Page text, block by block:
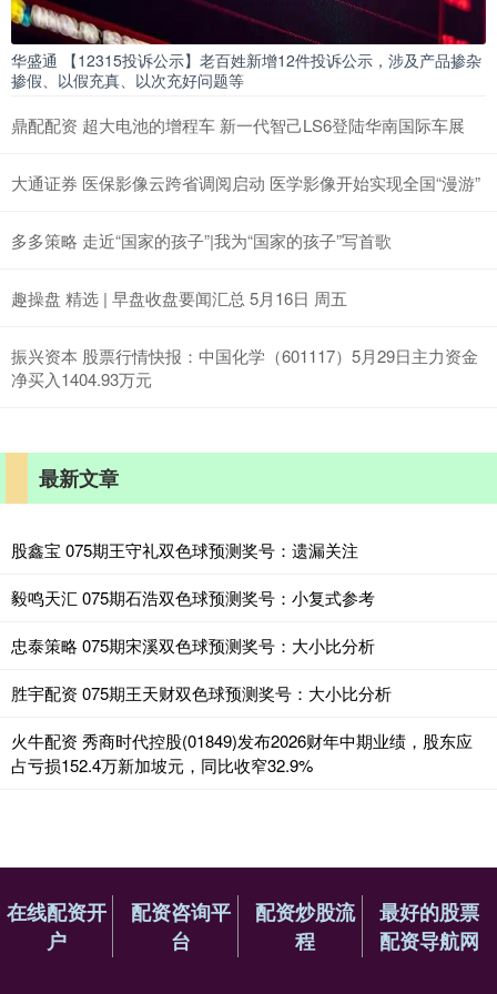
华盛通 【12315投诉公示】老百姓新增12件投诉公示，涉及产品掺杂
掺假、以假充真、以次充好问题等
鼎配配资 超大电池的增程车 新一代智己LS6登陆华南国际车展
大通证券 医保影像云跨省调阅启动 医学影像开始实现全国“漫游”
多多策略 走近“国家的孩子”|我为“国家的孩子”写首歌
趣操盘 精选 | 早盘收盘要闻汇总 5月16日 周五
振兴资本 股票行情快报：中国化学（601117）5月29日主力资金
净买入1404.93万元
最新文章
股鑫宝 075期王守礼双色球预测奖号：遗漏关注
毅鸣天汇 075期石浩双色球预测奖号：小复式参考
忠泰策略 075期宋溪双色球预测奖号：大小比分析
胜宇配资 075期王天财双色球预测奖号：大小比分析
火牛配资 秀商时代控股(01849)发布2026财年中期业绩，股东应
占亏损152.4万新加坡元，同比收窄32.9%
在线配资开
户
配资咨询平
台
配资炒股流
程
最好的股票
配资导航网